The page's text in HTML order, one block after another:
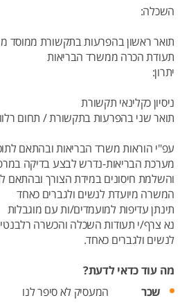
השכלה:
תואר ראשון בהפרעות בתקשורת ממוסד
תעודת הכרה ממשרד הבריאות
יתרון:
ניסיון כקלינאי תקשורת
תואר שני בהפרעות בתקשורת / תחום
עפ"י הוראות משרד הבריאות ובהתאם
מערכת הבריאות-נדרש לבצע בדיקה
והשלמת חיסונים במידת הצורך ובהתאם
המשרה מיועדת לנשים ולגברים כאחד
תינתן עדיפות למועמדים/ות עם מוגבלות
נא צרף/י תעודות השכלה והכשרה
לנשים ולגברים כאחד.
מה עוד כדאי לדעת?
שכר
המעסיק לא סיפר לנו